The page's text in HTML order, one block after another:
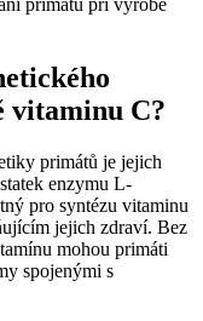
vitaminu C?
primátů je jejich
enzymu L-
pro syntézu vitaminu
jejich zdraví. Bez
mohou primáti
spojenými s